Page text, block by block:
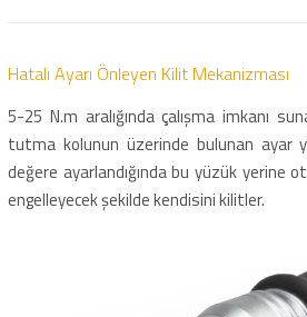
Hatalı Ayarı Önleyen Kilit Mekanizması
5-25 N.m aralığında çalışma imkanı
tutma kolunun üzerinde bulunan ayar
değere ayarlandığında bu yüzük yerine
engelleyecek şekilde kendisini kilitler.